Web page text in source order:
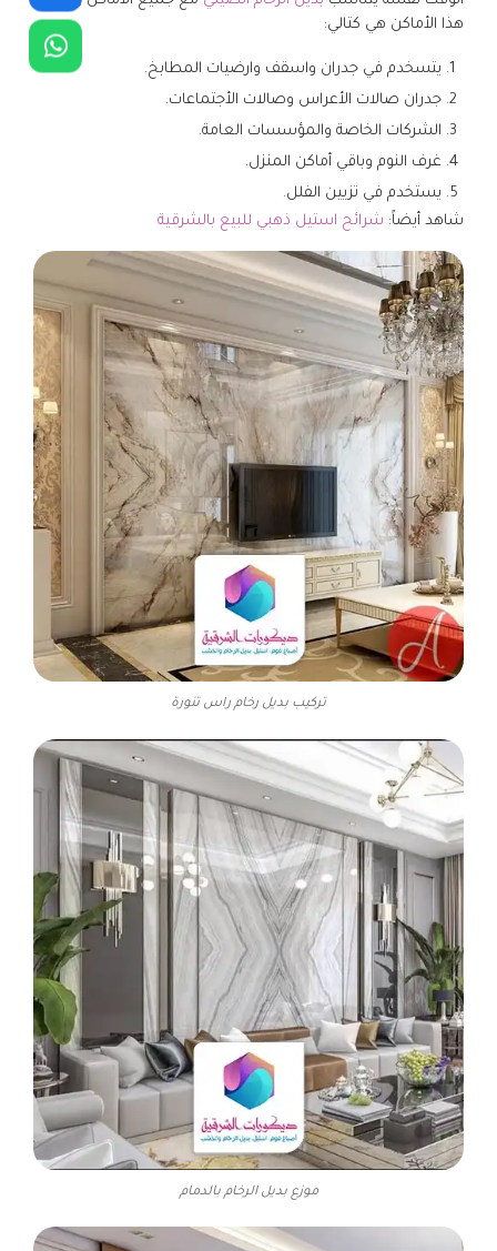
هذا الأماكن هي كتالي:
يتسخدم في جدران واسقف وارضيات المطابخ.
جدران صالات الأعراس وصالات الأجتماعات.
الشركات الخاصة والمؤسسات العامة.
غرف النوم وباقي أماكن المنزل.
يستخدم في تزيين الفلل.
شاهد أيضاً: شرائح استيل ذهبي للبيع بالشرقية
تركيب بديل رخام راس تنورة
موزع بديل الرخام بالدمام